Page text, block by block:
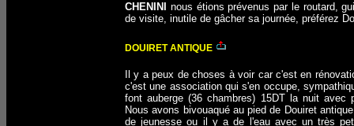
CHENINI
nous étions prévenus par le routard,
de visite, inutile de gâcher sa journée, préférez
DOUIRETANTIQUE
Il y a peux de choses à voir car c'est en
c'est une association qui s'en occupe,
font auberge (36 chambres) 15DT la nuit
Nous avons bivouaqué au pied de Douiret
de jeunesse ou il y a de l'eau avec un très